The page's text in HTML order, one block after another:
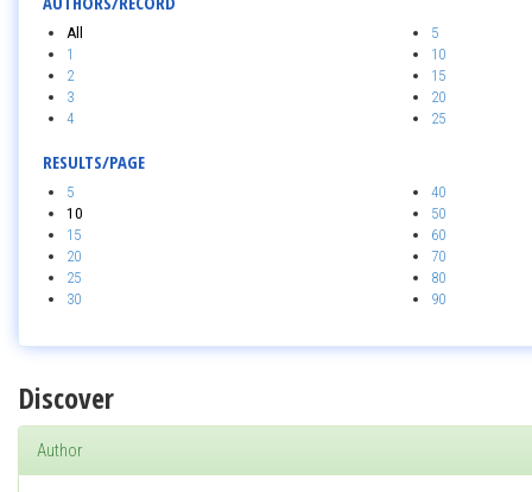
All
1
2
3
4
5
10
15
20
25
RESULTS/PAGE
5
10
15
20
25
30
40
50
60
70
80
90
Discover
Author